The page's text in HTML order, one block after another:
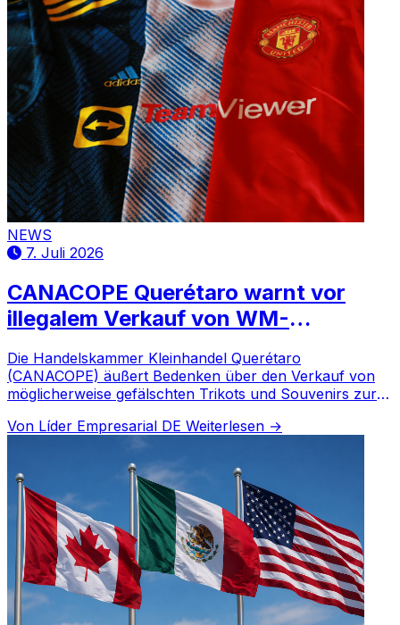
NEWS
7. Juli 2026
CANACOPE Querétaro warnt vor
illegalem Verkauf von WM-
Die Handelskammer Kleinhandel Querétaro
(CANACOPE) äußert Bedenken über den Verkauf von
möglicherweise gefälschten Trikots und Souvenirs zur
Von Líder Empresarial DE Weiterlesen →